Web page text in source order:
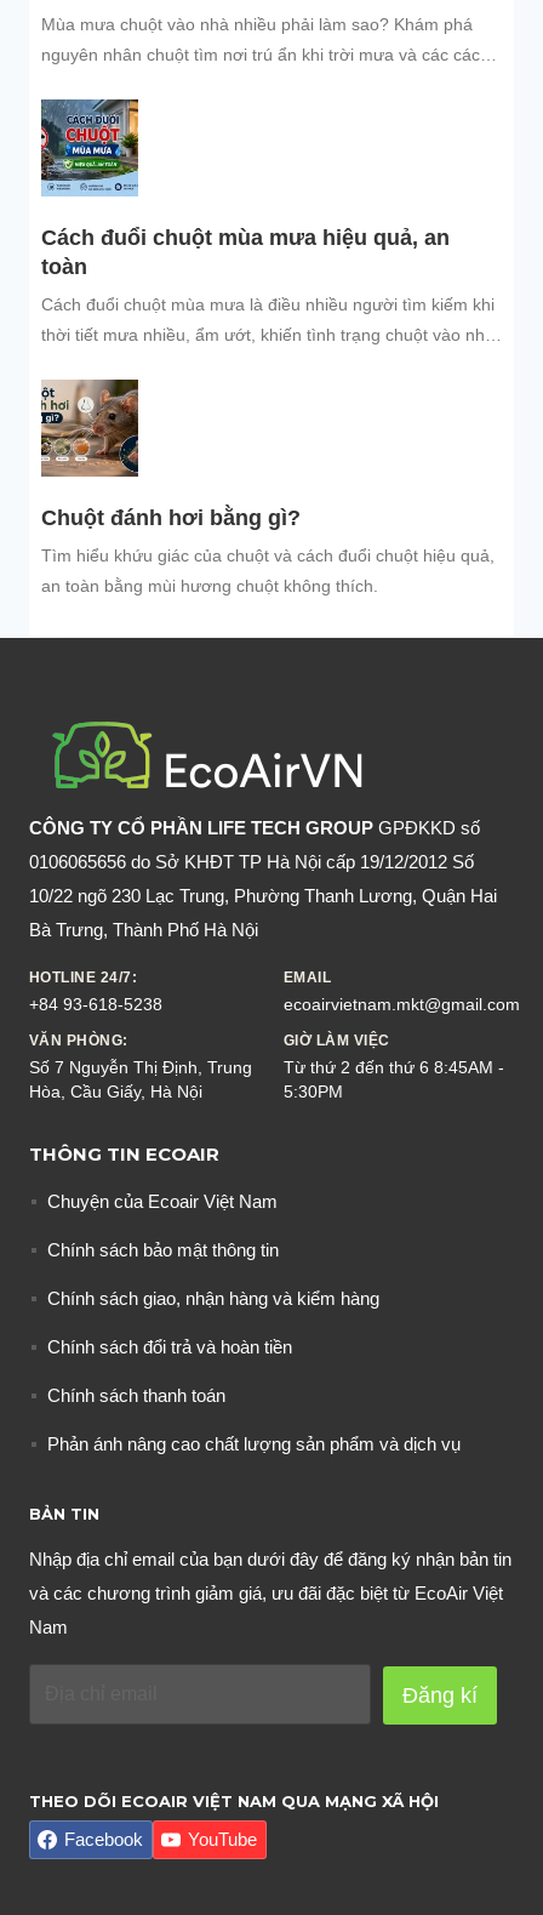
Mùa mưa chuột vào nhà nhiều phải làm sao? Khám phá
nguyên nhân chuột tìm nơi trú ẩn khi trời mưa và các cách
bảo vệ không gian sống sạch sẽ.
Cách đuổi chuột mùa mưa hiệu quả, an
toàn
Cách đuổi chuột mùa mưa là điều nhiều người tìm kiếm khi
thời tiết mưa nhiều, ẩm ướt, khiến tình trạng chuột vào nhà
Chuột đánh hơi bằng gì?
Tìm hiểu khứu giác của chuột và cách đuổi chuột hiệu quả,
an toàn bằng mùi hương chuột không thích.
CÔNG TY CỔ PHẦN LIFE TECH GROUP GPĐKKD số
0106065656 do Sở KHĐT TP Hà Nội cấp 19/12/2012 Số
10/22 ngõ 230 Lạc Trung, Phường Thanh Lương, Quận Hai
Bà Trưng, Thành Phố Hà Nội
HOTLINE 24/7:
+84 93-618-5238
EMAIL
ecoairvietnam.mkt@gmail.com
VĂN PHÒNG:
Số 7 Nguyễn Thị Định, Trung
Hòa, Cầu Giấy, Hà Nội
GIỜ LÀM VIỆC
Từ thứ 2 đến thứ 6 8:45AM -
5:30PM
THÔNG TIN ECOAIR
Chuyện của Ecoair Việt Nam
Chính sách bảo mật thông tin
Chính sách giao, nhận hàng và kiểm hàng
Chính sách đổi trả và hoàn tiền
Chính sách thanh toán
Phản ánh nâng cao chất lượng sản phẩm và dịch vụ
BẢN TIN
Nhập địa chỉ email của bạn dưới đây để đăng ký nhận bản tin
và các chương trình giảm giá, ưu đãi đặc biệt từ EcoAir Việt
Nam
Đăng kí
THEO DÕI ECOAIR VIỆT NAM QUA MẠNG XÃ HỘI
Facebook YouTube